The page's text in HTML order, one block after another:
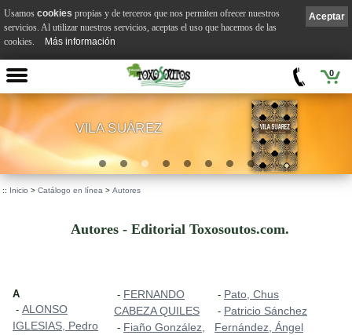
0
VILA SUÁREZ
:: Inicio > Catálogo en línea > Autores
Autores - Editorial Toxosoutos.com.
A
- ALONSO
IGLESIAS, Pedro
- FERNANDO
CABEZA QUILES
- Fiaño González,
- Pato, Chus
- Patricio Sánchez
Fernández, Ángel
Aceptar
Usamos cookies propias y de terceros que nos permiten ofrecer nuestros
servicios. Al utilizar nuestros servicios, aceptas el uso que hacemos de las
cookies.
Más información